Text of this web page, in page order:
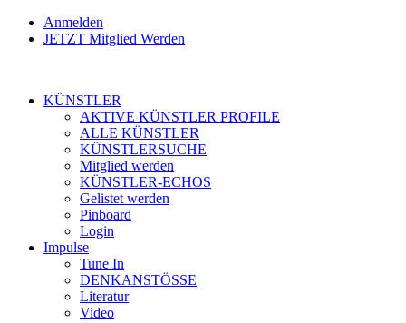
Anmelden
JETZT Mitglied Werden
KÜNSTLER
AKTIVE KÜNSTLER PROFILE
ALLE KÜNSTLER
KÜNSTLERSUCHE
Mitglied werden
KÜNSTLER-ECHOS
Gelistet werden
Pinboard
Login
Impulse
Tune In
DENKANSTÖSSE
Literatur
Video